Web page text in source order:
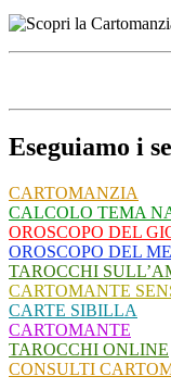
Eseguiamo i
CARTOMANZIA
CALCOLO TEMA
OROSCOPO DEL
OROSCOPO DEL
TAROCCHI
CARTOMANTE
CARTE SIBILLA
CARTOMANTE
TAROCCHI ONLINE
CONSULTI